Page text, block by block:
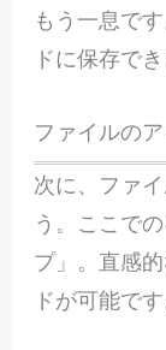
もう一息で
ドに保存で
ファイルの
次に、ファ
う。ここで
プ」。直感
ドが可能です